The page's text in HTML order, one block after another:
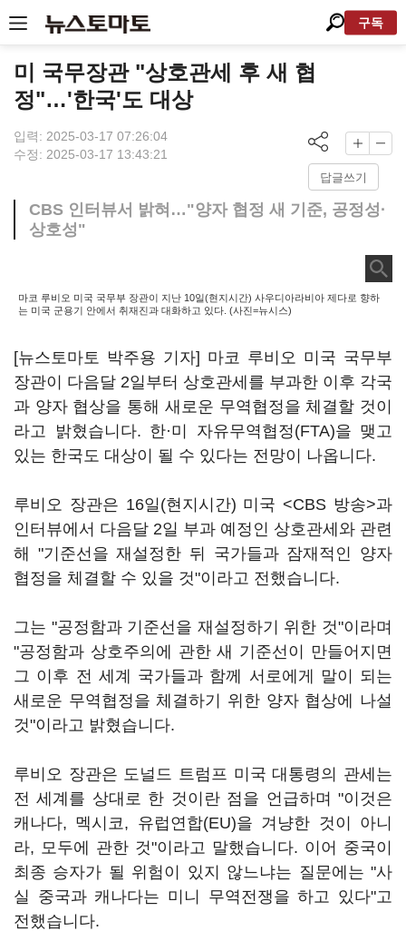
구독
미 국무장관 "상호관세 후 새 협
정"…'한국'도 대상
입력: 2025-03-17 07:26:04
수정: 2025-03-17 13:43:21
답글쓰기
CBS 인터뷰서 밝혀…"양자 협정 새 기준, 공정성·
상호성"
마코 루비오 미국 국무부 장관이 지난 10일(현지시간) 사우디아라비아 제다로 향하
는 미국 군용기 안에서 취재진과 대화하고 있다. (사진=뉴시스)
[뉴스토마토 박주용 기자] 마코 루비오 미국 국무부
장관이 다음달 2일부터 상호관세를 부과한 이후 각국
과 양자 협상을 통해 새로운 무역협정을 체결할 것이
라고 밝혔습니다. 한·미 자유무역협정(FTA)을 맺고
있는 한국도 대상이 될 수 있다는 전망이 나옵니다.
루비오 장관은 16일(현지시간) 미국 <CBS 방송>과
인터뷰에서 다음달 2일 부과 예정인 상호관세와 관련
해 "기준선을 재설정한 뒤 국가들과 잠재적인 양자
협정을 체결할 수 있을 것"이라고 전했습니다.
그는 "공정함과 기준선을 재설정하기 위한 것"이라며
"공정함과 상호주의에 관한 새 기준선이 만들어지면
그 이후 전 세계 국가들과 함께 서로에게 말이 되는
새로운 무역협정을 체결하기 위한 양자 협상에 나설
것"이라고 밝혔습니다.
루비오 장관은 도널드 트럼프 미국 대통령의 관세는
전 세계를 상대로 한 것이란 점을 언급하며 "이것은
캐나다, 멕시코, 유럽연합(EU)을 겨냥한 것이 아니
라, 모두에 관한 것"이라고 말했습니다. 이어 중국이
최종 승자가 될 위험이 있지 않느냐는 질문에는 "사
실 중국과 캐나다는 미니 무역전쟁을 하고 있다"고
전했습니다.